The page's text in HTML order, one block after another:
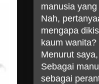
manusia
Nah,
mengapa
kaum
Menurut
Sebagai
sebagai